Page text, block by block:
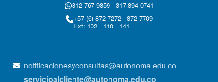
312 767 9859 - 317 894 0741
+57 (6) 872 7272 - 872 7709
Ext: 102 - 110 - 144
notificacionesyconsultas@autonoma.edu.co
servicioalcliente@autonoma.edu.co